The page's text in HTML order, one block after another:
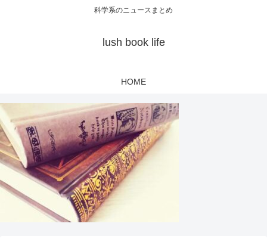
科学系のニュースまとめ
lush book life
HOME